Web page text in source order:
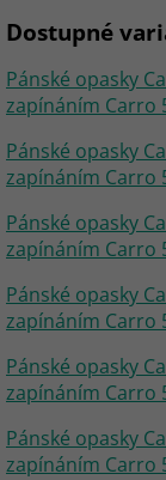
Dostupné
Pánské opasky
zapínáním Carro
Pánské opasky
zapínáním Carro
Pánské opasky
zapínáním Carro
Pánské opasky
zapínáním Carro
Pánské opasky
zapínáním Carro
Pánské opasky
zapínáním Carro